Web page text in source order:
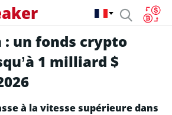
: un fonds crypto
1 milliard $
à la vitesse supérieure dans